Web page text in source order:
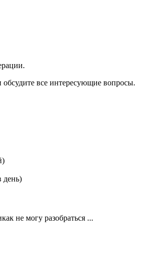
обсудите все интересующие вопросы.
день)
не могу разобраться ...